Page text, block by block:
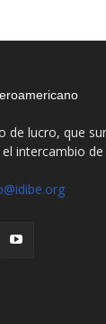
de lucro, que
intercambio